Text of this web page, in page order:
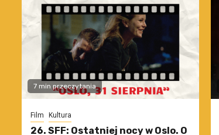
7 min przeczytania
Film Kultura
26. SFF: Ostatniej nocy w Oslo. O